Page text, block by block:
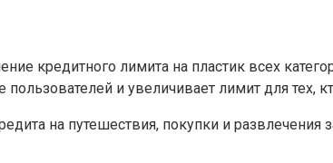
кредитного лимита на пластик всех
и увеличивает лимит для тех,
на путешествия, покупки и